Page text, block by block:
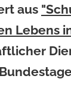
aus
Lebens